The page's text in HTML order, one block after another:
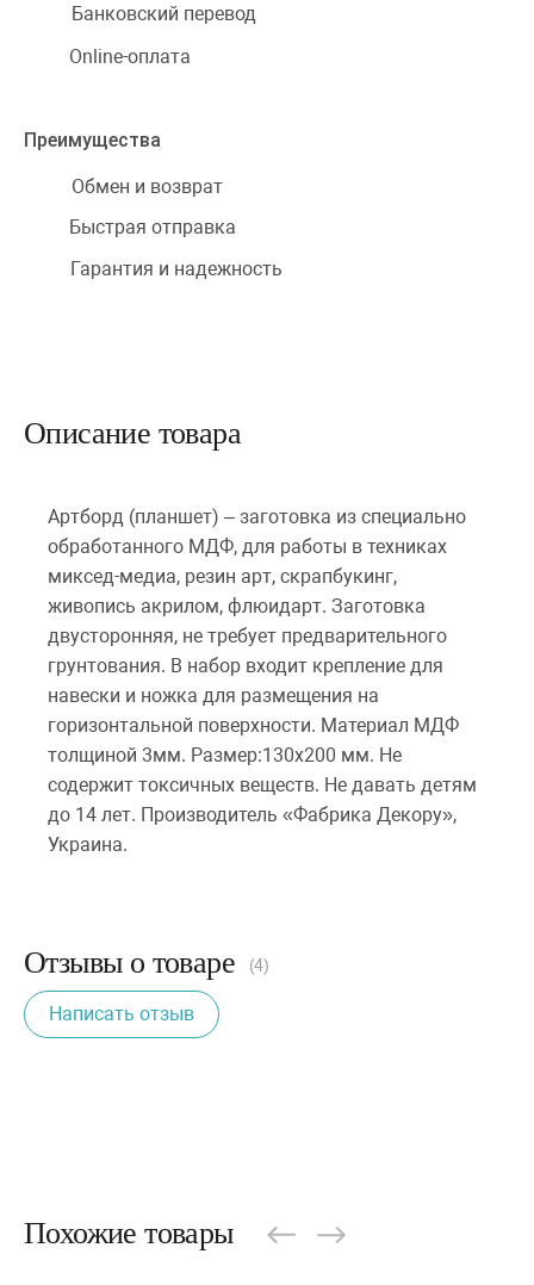
Банковский перевод
Online-оплата
Преимущества
Обмен и возврат
Быстрая отправка
Гарантия и надежность
Описание товара
Артборд (планшет) – заготовка из специально
обработанного МДФ, для работы в техниках
миксед-медиа, резин арт, скрапбукинг,
живопись акрилом, флюидарт. Заготовка
двусторонняя, не требует предварительного
грунтования. В набор входит крепление для
навески и ножка для размещения на
горизонтальной поверхности. Материал МДФ
толщиной 3мм. Размер:130х200 мм. Не
содержит токсичных веществ. Не давать детям
до 14 лет. Производитель «Фабрика Декору»,
Украина.
Отзывы о товаре (4)
Написать отзыв
Похожие товары